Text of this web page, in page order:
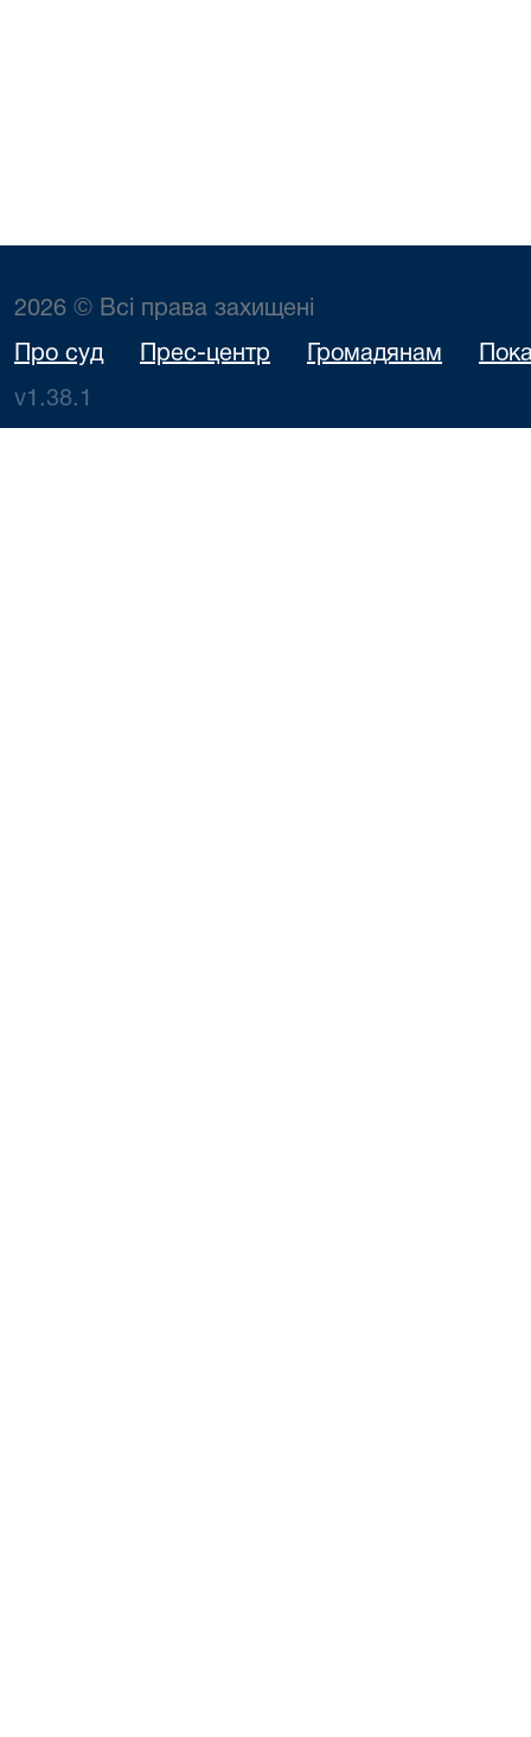
2026 © Всі права захищені
Про суд Прес-центр Громадянам
v1.38.1